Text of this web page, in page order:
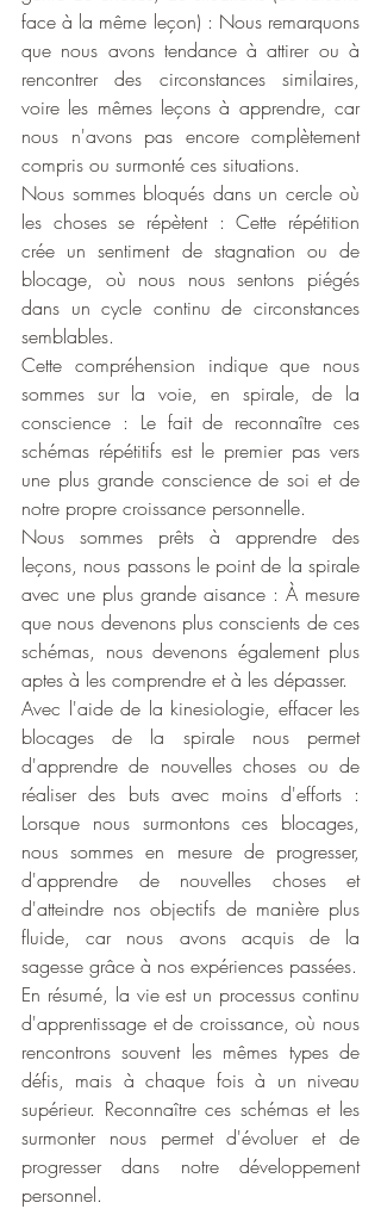
face à la même leçon) : Nous remarquons
que nous avons tendance à attirer ou à
rencontrer des circonstances similaires,
voire les mêmes leçons à apprendre, car
nous n'avons pas encore complètement
compris ou surmonté ces situations.
Nous sommes bloqués dans un cercle où
les choses se répètent : Cette répétition
crée un sentiment de stagnation ou de
blocage, où nous nous sentons piégés
dans un cycle continu de circonstances
semblables.
Cette compréhension indique que nous
sommes sur la voie, en spirale, de la
conscience : Le fait de reconnaître ces
schémas répétitifs est le premier pas vers
une plus grande conscience de soi et de
notre propre croissance personnelle.
Nous sommes prêts à apprendre des
leçons, nous passons le point de la spirale
avec une plus grande aisance : À mesure
que nous devenons plus conscients de ces
schémas, nous devenons également plus
aptes à les comprendre et à les dépasser.
Avec l'aide de la kinesiologie, effacer les
blocages de la spirale nous permet
d'apprendre de nouvelles choses ou de
réaliser des buts avec moins d'efforts :
Lorsque nous surmontons ces blocages,
nous sommes en mesure de progresser,
d'apprendre de nouvelles choses et
d'atteindre nos objectifs de manière plus
fluide, car nous avons acquis de la
sagesse grâce à nos expériences passées.
En résumé, la vie est un processus continu
d'apprentissage et de croissance, où nous
rencontrons souvent les mêmes types de
défis, mais à chaque fois à un niveau
supérieur. Reconnaître ces schémas et les
surmonter nous permet d'évoluer et de
progresser dans notre développement
personnel.